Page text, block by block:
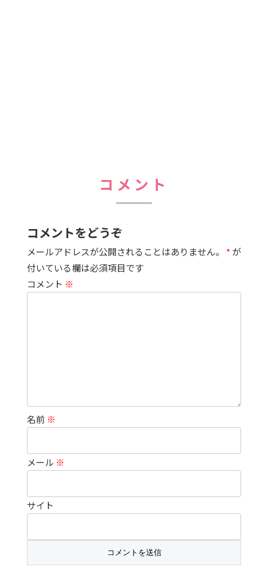
コメント
コメントをどうぞ
メールアドレスが公開されることはありません。 * が
付いている欄は必須項目です
コメント ※
名前 ※
メール ※
サイト